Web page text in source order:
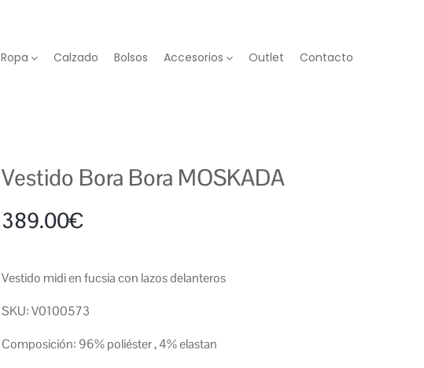
Ropa Calzado Bolsos Accesorios Outlet Contacto
Vestido Bora Bora MOSKADA
389.00€
Vestido midi en fucsia con lazos delanteros
SKU: V0100573
Composición: 96% poliéster , 4% elastan